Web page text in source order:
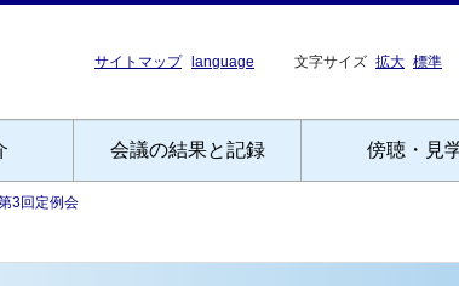
サイトマップ language 文字サイズ 拡大 標準
会議の結果と記録 傍聴・見
3回定例会